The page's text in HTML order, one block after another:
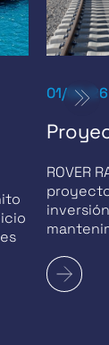
01/06/26
ROVER